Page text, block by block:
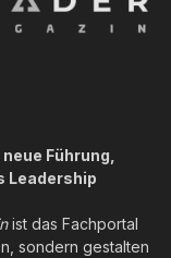
Führung,
Leadership
ist das Fachportal
sondern gestalten